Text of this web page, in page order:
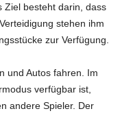
Ziel besteht darin, dass
stehen ihm
zur Verfügung.
und Autos fahren. Im
verfügbar ist,
andere Spieler. Der